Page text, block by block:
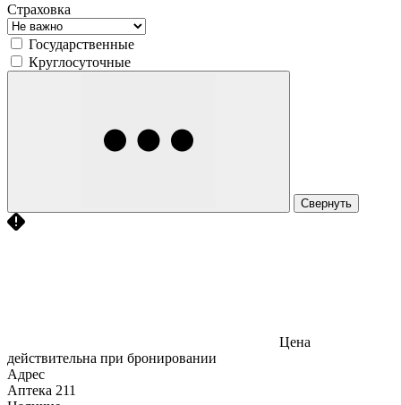
Страховка
Государственные
Круглосуточные
Свернуть
Цена
действительна при бронировании
Адрес
Аптека 211